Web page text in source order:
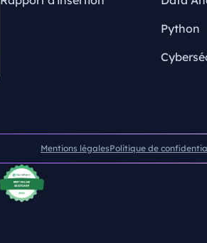
Python
Mentions légalesPolitique de